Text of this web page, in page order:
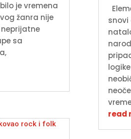
je vremena
žanra nije
sa
snovi
read